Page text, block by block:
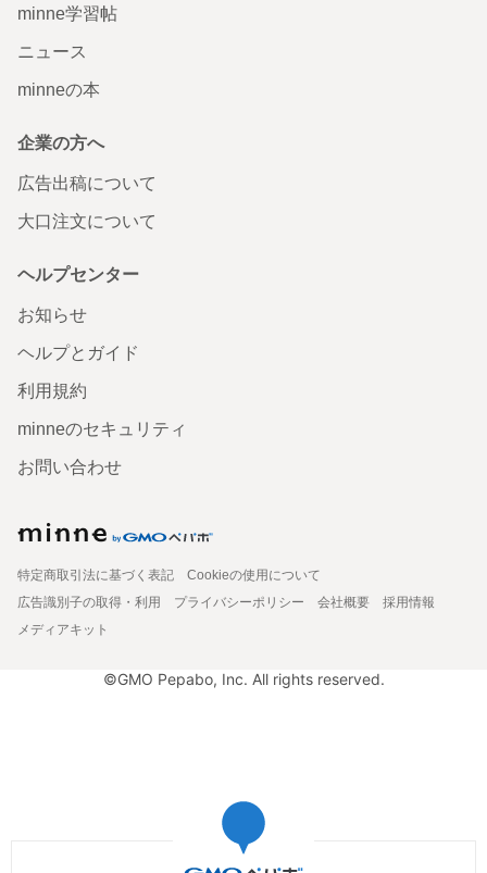
minne学習帖
ニュース
minneの本
企業の方へ
広告出稿について
大口注文について
ヘルプセンター
お知らせ
ヘルプとガイド
利用規約
minneのセキュリティ
お問い合わせ
特定商取引法に基づく表記
Cookieの使用について
広告識別子の取得・利用
プライバシーポリシー 会社概要
採用情報
メディアキット
©GMO Pepabo, Inc. All rights reserved.